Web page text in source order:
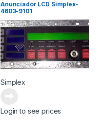
Anunciador LCD Simplex-
4603-9101
Simplex
Login to see prices